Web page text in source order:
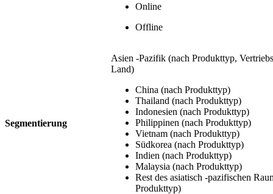
Online
Offline
Segmentierung
Asien -Pazifik (nach Produkttyp,
Land)
China (nach Produkttyp)
Thailand (nach Produkttyp)
Indonesien (nach Produkttyp)
Philippinen (nach Produkttyp)
Vietnam (nach Produkttyp)
Südkorea (nach Produkttyp)
Indien (nach Produkttyp)
Malaysia (nach Produkttyp)
Rest des asiatisch -pazifischen
Produkttyp)